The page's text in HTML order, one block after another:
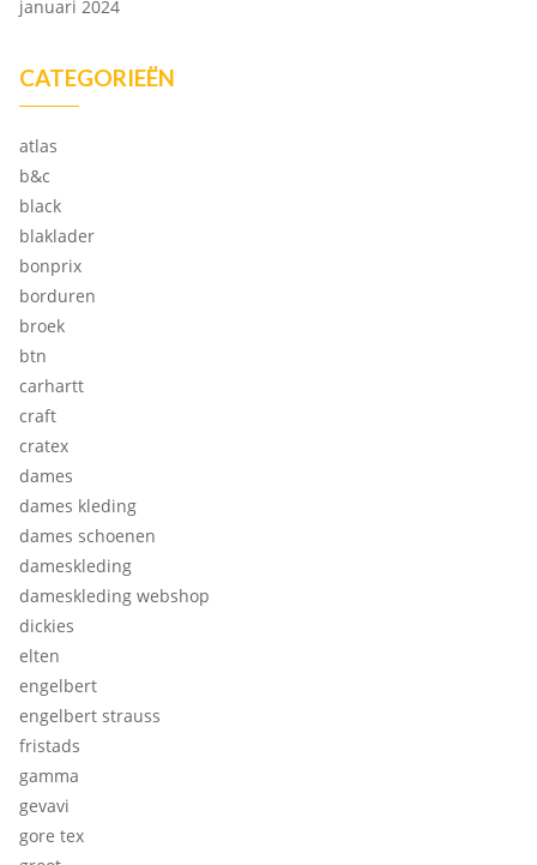
januari 2024
CATEGORIEËN
atlas
b&c
black
blaklader
bonprix
borduren
broek
btn
carhartt
craft
cratex
dames
dames kleding
dames schoenen
dameskleding
dameskleding webshop
dickies
elten
engelbert
engelbert strauss
fristads
gamma
gevavi
gore tex